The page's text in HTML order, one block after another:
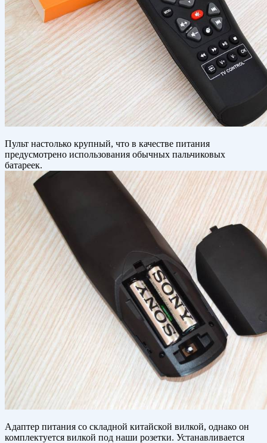
Пульт настолько крупный, что в качестве питания
предусмотрено использования обычных пальчиковых
батареек.
Адаптер питания со складной китайской вилкой, однако он
комплектуется вилкой под наши розетки. Устанавливается